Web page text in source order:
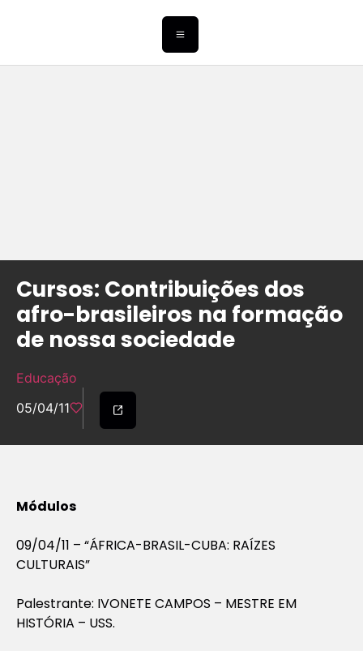
Cursos: Contribuições dos
afro-brasileiros na formação
de nossa sociedade
Educação
05/04/11
Módulos
09/04/11 – “ÁFRICA-BRASIL-CUBA: RAÍZES
CULTURAIS”
Palestrante: IVONETE CAMPOS – MESTRE EM
HISTÓRIA – USS.